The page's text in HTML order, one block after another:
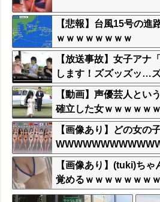
【悲報】台風15号の進
ｗｗｗｗｗｗｗｗ
【放送事故】女子アナ
します！ズズッズッ
ッ！」
【動画】声優芸人とい
確立した女ｗｗｗｗｗ
ｗｗｗ
【画像あり】どの女の
【画像あり】(tuki)ちゃ
覚めるｗｗｗｗｗｗｗｗ